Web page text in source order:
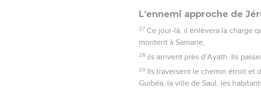
L'ennemi approche de
27 Ce jour-là, il enlèvera la charge
montent à Samarie,
28 ils arrivent près d’Ayath. Ils
29 Ils traversent le chemin étroit et
Guibéa, la ville de Saül, les